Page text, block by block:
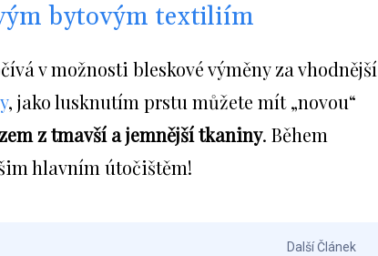
bytovým textiliím
v možnosti bleskové výměny za vhodnější
, jako lusknutím prstu můžete mít „novou“
z tmavší a jemnější tkaniny. Během
hlavním útočištěm!
Další Článek